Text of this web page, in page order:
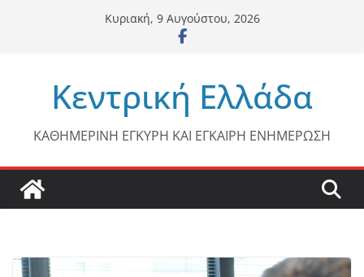
Κυριακή, 9 Αυγούστου, 2026
Κεντρική Ελλάδα
ΚΑΘΗΜΕΡΙΝΗ ΕΓΚΥΡΗ ΚΑΙ ΕΓΚΑΙΡΗ ΕΝΗΜΕΡΩΣΗ